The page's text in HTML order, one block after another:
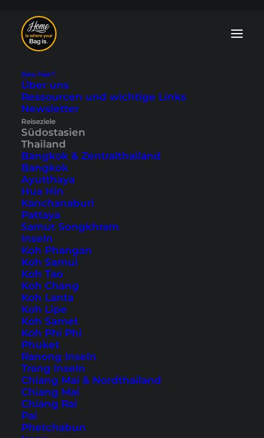
Neu hier?
Über uns
Ressourcen und wichtige Links
Newsletter
Reiseziele
Südostasien
Thailand
Bangkok & Zentralthailand
Bangkok
Ayutthaya
Hua Hin
Kanchanaburi
Pattaya
Samut Songkhram
Inseln
Koh Phangan
Koh Samui
Koh Tao
Koh Chang
Koh Lanta
Koh Lipe
Koh Samet
Koh Phi Phi
Phuket
Ranong Inseln
Trang Inseln
Chiang Mai & Nordthailand
Chiang Mai
Chiang Rai
Pai
Phetchabun
Trat Blog: Tipps und
Reiseberichte
DieProvinz Trat
Thailand und ist bis auf die bekannten
Inseln Koh Chang oder Koh Kood nicht
allzu geläufig. Erfahre mehr in unseren
Tipps und Reiseberichten
auf unserem Trat Blog.
Home Südostasien
Tipps, Reiseberichte und
die schönsten
Sehenswürdigkeiten